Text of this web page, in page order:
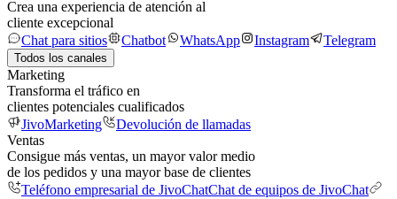
Crea una experiencia de atención al
cliente excepcional
Chat para sitios
Chatbot WhatsApp Instagram Telegram
Todos los canales
Marketing
Transforma el tráfico en
clientes potenciales cualificados
JivoMarketing
Devolución de llamadas
Ventas
Consigue más ventas, un mayor valor medio
de los pedidos y una mayor base de clientes
Teléfono empresarial de JivoChatChat de equipos de JivoChat